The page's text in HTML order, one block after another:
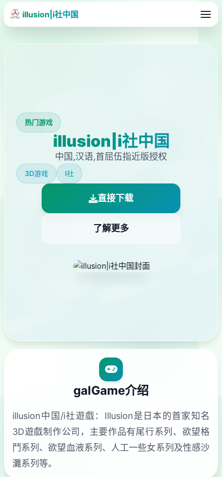
illusion|i社中国
热门游戏
illusion|i社中国
中国,汉语,首屈伍指近版授权
3D游戏 I社
直接下载
了解更多
galGame介绍
illusion中国/i社遊戲：Illusion是日本的首家知名
3D遊戲制作公司，主要作品有尾行系列、欲望格
鬥系列、欲望血液系列、人工一些女系列及性感沙
灘系列等。